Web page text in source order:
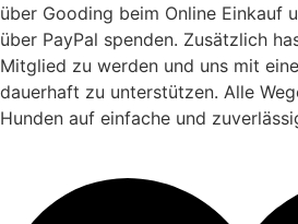
über Gooding beim Online Einkauf
über PayPal spenden. Zusätzlich
Mitglied zu werden und uns mit
dauerhaft zu unterstützen. Alle
Hunden auf einfache und